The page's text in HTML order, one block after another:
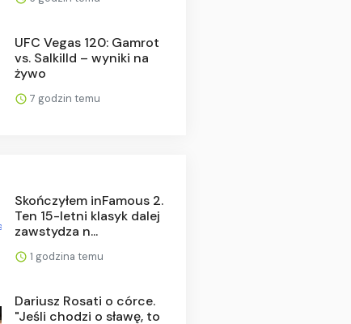
UFC Vegas 120: Gamrot
vs. Salkilld – wyniki na
żywo
7 godzin temu
Skończyłem inFamous 2.
Ten 15-letni klasyk dalej
zawstydza n...
1 godzina temu
Dariusz Rosati o córce.
"Jeśli chodzi o sławę, to